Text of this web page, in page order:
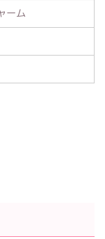
ーム